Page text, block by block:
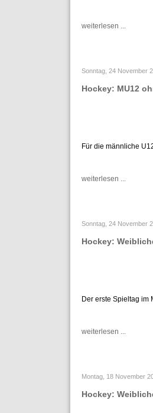
weiterlesen ...
Sonntag, 24 November
Hockey: MU12
Für die männliche
weiterlesen ...
Sonntag, 24 November
Hockey:
Der erste Spieltag im
weiterlesen ...
Montag, 18 November
Hockey: